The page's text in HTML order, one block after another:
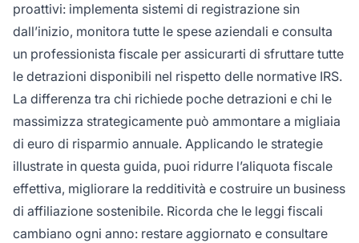
proattivi: implementa sistemi di registrazione sin
dall’inizio, monitora tutte le spese aziendali e consulta
un professionista fiscale per assicurarti di sfruttare tutte
le detrazioni disponibili nel rispetto delle normative IRS.
La differenza tra chi richiede poche detrazioni e chi le
massimizza strategicamente può ammontare a migliaia
di euro di risparmio annuale. Applicando le strategie
illustrate in questa guida, puoi ridurre l’aliquota fiscale
effettiva, migliorare la redditività e costruire un business
di affiliazione sostenibile. Ricorda che le leggi fiscali
cambiano ogni anno: restare aggiornato e consultare